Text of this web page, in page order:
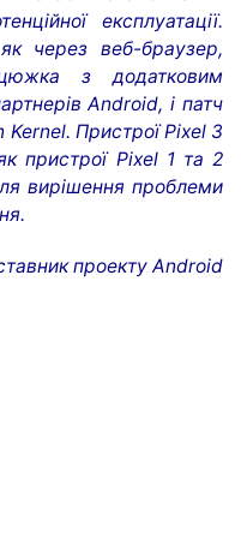
експлуатації.
через веб-браузер,
з додатковим
Android, і патч
Пристрої Pixel 3
пристрої Pixel 1 та 2
вирішення проблеми
проекту Android